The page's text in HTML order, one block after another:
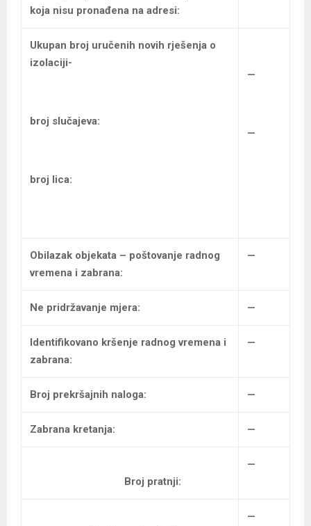
koja nisu pronađena na adresi:
Ukupan broj uručenih novih rješenja o
izolaciji-
broj slučajeva:
broj lica:
—
—
Obilazak objekata – poštovanje radnog
vremena i zabrana:
—
Ne pridržavanje mjera: —
Identifikovano kršenje radnog vremena i
zabrana:
—
Broj prekršajnih naloga: —
Zabrana kretanja: —
Broj pratnji:
—
—